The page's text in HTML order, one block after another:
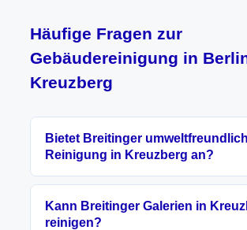
Häufige Fragen zur
Gebäudereinigung in
Kreuzberg
Bietet Breitinger
Reinigung in Kreuzberg an?
Kann Breitinger Galerien in
reinigen?